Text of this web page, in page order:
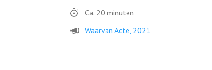
Ca. 20 minuten
Waarvan Acte, 2021